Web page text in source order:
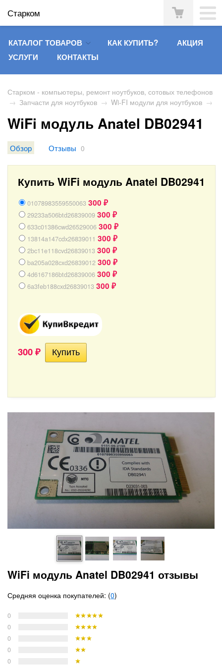
Старком
КАТАЛОГ ТОВАРОВ КАК КУПИТЬ?
АКЦИЯ
УСЛУГИ
КОНТАКТЫ
Старком - компьютеры, ремонт ноутбуков, сотовых телефонов
→ Запчасти для ноутбуков → Wi-FI модули для ноутбуков →
WiFi модуль Anatel DB02941
Обзор Отзывы 0
Купить WiFi модуль Anatel DB02941
01078983559550063 300 ₽
29233a506btd26839009 300 ₽
633c01386cwd26529006 300 ₽
13814a147cdx26839011 300 ₽
2bc11e118cvd26839013 300 ₽
ba205a028cxd26839012 300 ₽
4d6167186btd26839006 300 ₽
6a3feb188cxd26839013 300 ₽
300 ₽
WiFi модуль Anatel DB02941 отзывы
Средняя оценка покупателей: (0)
0
0
0
0
0